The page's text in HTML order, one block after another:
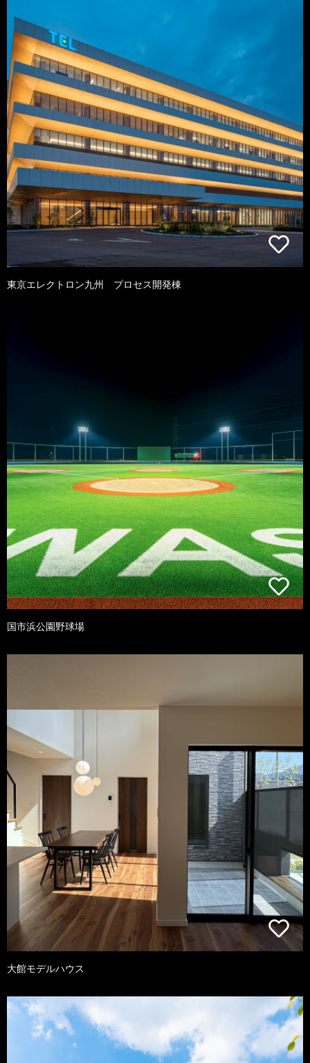
東京エレクトロン九州 プロセス開発棟
国市浜公園野球場
大館モデルハウス